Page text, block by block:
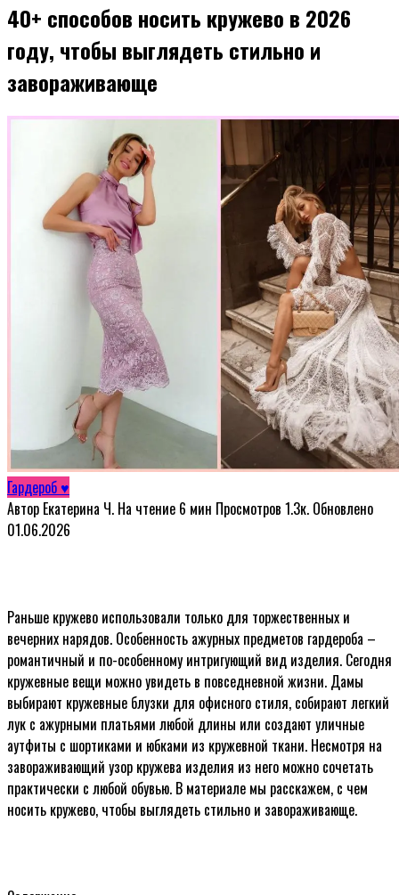
40+ способов носить кружево в 2026
году, чтобы выглядеть стильно и
завораживающе
Гардероб ♥
Автор Екатерина Ч. На чтение 6 мин Просмотров 1.3к. Обновлено
01.06.2026
Раньше кружево использовали только для торжественных и
вечерних нарядов. Особенность ажурных предметов гардероба –
романтичный и по-особенному интригующий вид изделия. Сегодня
кружевные вещи можно увидеть в повседневной жизни. Дамы
выбирают кружевные блузки для офисного стиля, собирают легкий
лук с ажурными платьями любой длины или создают уличные
аутфиты с шортиками и юбками из кружевной ткани. Несмотря на
завораживающий узор кружева изделия из него можно сочетать
практически с любой обувью. В материале мы расскажем, с чем
носить кружево, чтобы выглядеть стильно и завораживающе.